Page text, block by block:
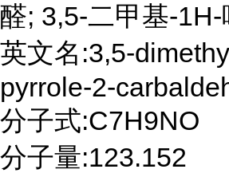
醛; 3,5-二甲基-
英文名:3,5-
pyrrole-2-
分子式:C7H9NO
分子量:123.152